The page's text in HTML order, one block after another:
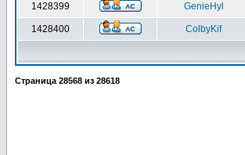
1428399 GenieHyl
1428400 ColbyKif
Страница 28568 из 28618